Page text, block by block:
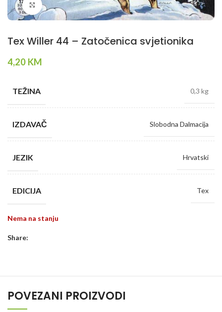
Klikni da povečaš
Tex Willer 44 – Zatočenica svjetionika
4,20 KM
TEŽINA 0,3 kg
IZDAVAČ Slobodna Dalmacija
JEZIK Hrvatski
EDICIJA Tex
Nema na stanju
Share:
POVEZANI PROIZVODI